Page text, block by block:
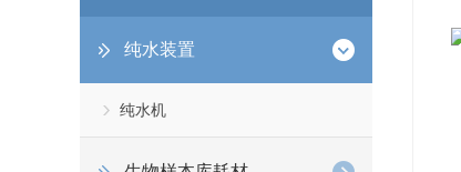
纯水装置
纯水机